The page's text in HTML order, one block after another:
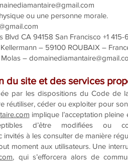
ou une personne morale.
CA 94158 San Francisco +1
– 59100 ROUBAIX –
–
du site et des services
par les dispositions du Code de
réutiliser, céder ou exploiter pour
implique l’acceptation
d’être modifiées
invités à les consulter de manière
moment aux utilisateurs. Une
, qui s’efforcera alors de